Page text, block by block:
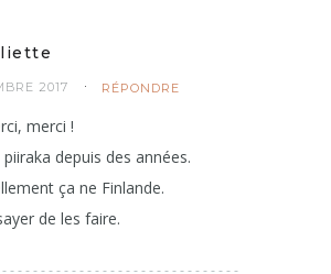
2017 RÉPONDRE
merci !
piiraka depuis des années.
ça ne Finlande.
de les faire.